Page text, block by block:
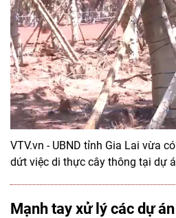
VTV.vn - UBND tỉnh Gia Lai vừa
dứt việc di thực cây thông tại dự
Mạnh tay xử lý các dự